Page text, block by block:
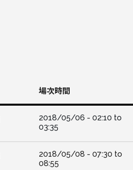
場次時間
2018/05/06 - 02:10 to
03:35
2018/05/08 - 07:30 to
08:55